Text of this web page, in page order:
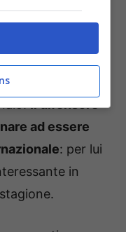
ci
Gomez. Con
spazio in questa
se ci sono i
Il difensore
ad essere
: per lui
in